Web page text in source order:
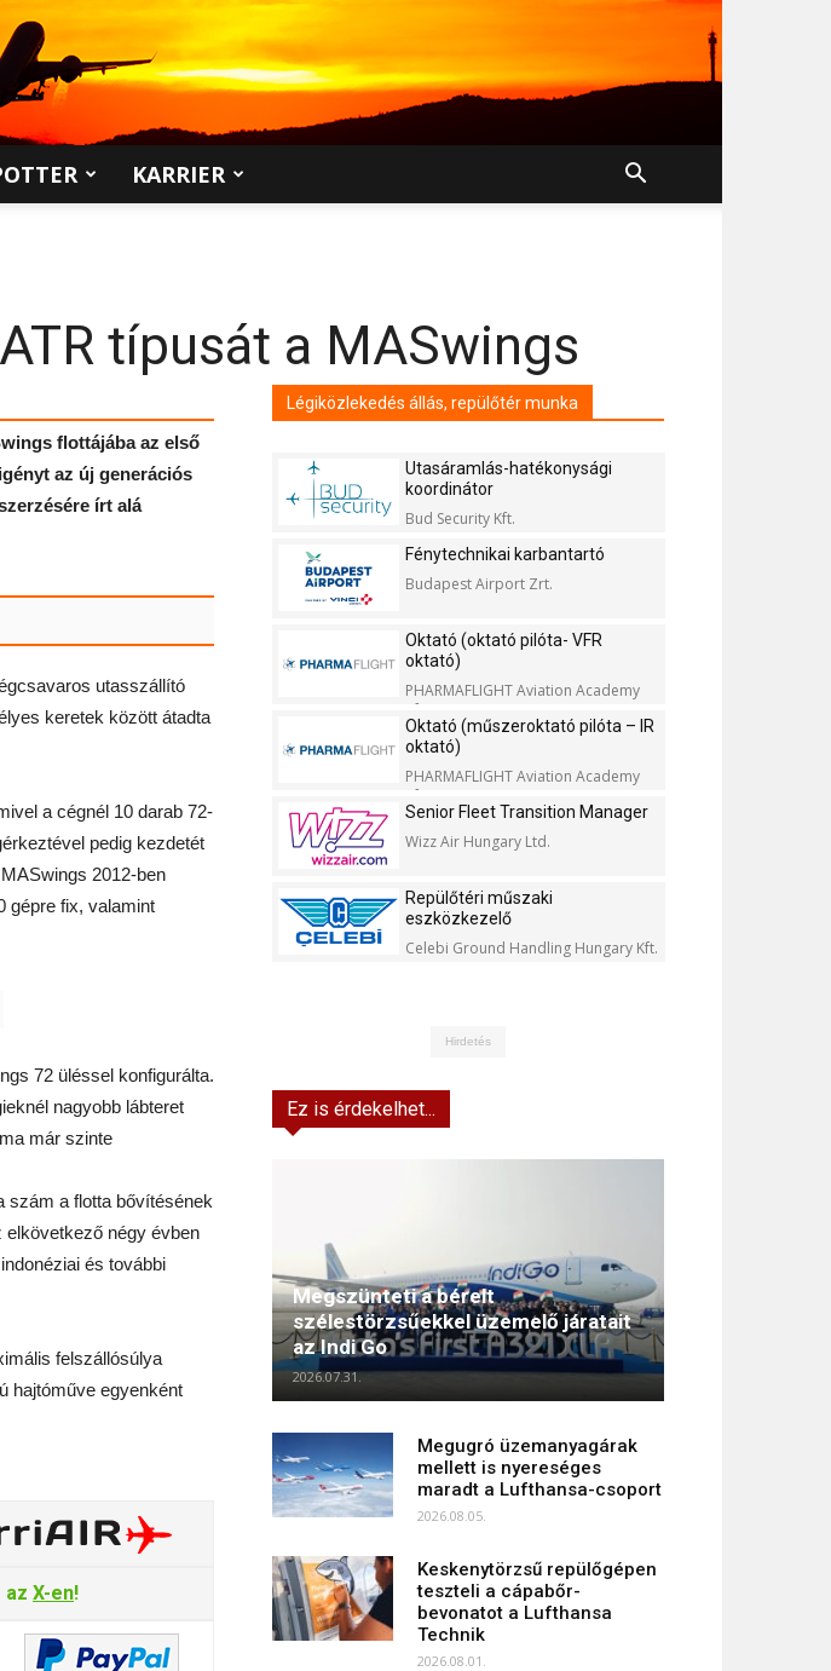
KARRIER
típusát a MASwings
flottájába az első
az új generációs
írt alá
utasszállító
keretek között átadta
a cégnél 10 darab 72-
pedig kezdetét
2012-ben
gépre fix, valamint
72 üléssel konfigurálta.
nagyobb lábteret
már szinte
szám a flotta bővítésének
elkövetkező négy évben
és további
felszállósúlya
hajtóműve egyenként
az X-en!
Légiközlekedés állás, repülőtér munka
Utasáramlás-hatékonysági
koordinátor
Bud Security Kft.
Fénytechnikai karbantartó
Budapest Airport Zrt.
Oktató (oktató pilóta- VFR
oktató)
PHARMAFLIGHT Aviation Academy
Kft.
Oktató (műszeroktató pilóta – IR
oktató)
PHARMAFLIGHT Aviation Academy
Kft.
Senior Fleet Transition Manager
Wizz Air Hungary Ltd.
Repülőtéri műszaki
eszközkezelő
Celebi Ground Handling Hungary Kft.
Hirdetés
Ez is érdekelhet...
Megszünteti a bérelt
szélestörzsűekkel üzemelő járatait
az Indi Go
2026.07.31.
Megugró üzemanyagárak
mellett is nyereséges
maradt a Lufthansa-csoport
2026.08.05.
Keskenytörzsű repülőgépen
teszteli a cápabőr-
bevonatot a Lufthansa
Technik
2026.08.01.